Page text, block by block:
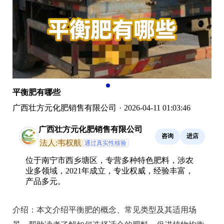
平衡肥有哪些
广西壮方元化肥销售有限公司 · 2026-04-11 01:03:46
广西壮方元化肥销售有限公司
法人:韦权航 通过真实性核验
咨询 进店
位于南宁市西乡塘区，专营多种特色肥料，涉农
业多领域，2021年成立，专业权威，经验丰富，
产品多元。
介绍： 本文介绍平衡肥的概念、常见类型及其适用场